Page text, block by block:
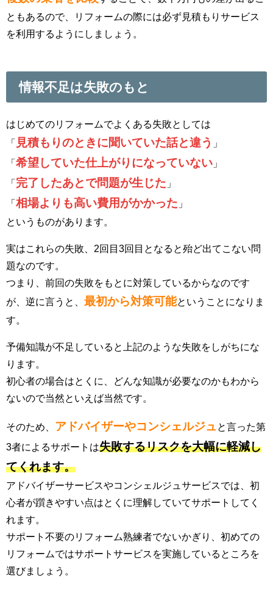
ともあるので、リフォームの際には必ず見積もりサービス
を利用するようにしましょう。
情報不足は失敗のもと
はじめてのリフォームでよくある失敗としては
「
見積もりのときに聞いていた話と違う 」
「 希望していた仕上がりになっていない 」
「 完了したあとで問題が生じた 」
「 相場よりも高い費用がかかった 」
というものがあります。
実はこれらの失敗、2回目3回目となると殆ど出てこない問
題なのです。
つまり、前回の失敗をもとに対策しているからなのです
が、逆に言うと、 最初から対策可能ということになりま
す。
予備知識が不足していると上記のような失敗をしがちにな
ります。
初心者の場合はとくに、どんな知識が必要なのかもわから
ないので当然といえば当然です。
そのため、 アドバイザーやコンシェルジュ と言った第
3者によるサポートは失敗するリスクを大幅に軽減し
てくれます。
アドバイザーサービスやコンシェルジュサービスでは、初
心者が躓きやすい点はとくに理解していてサポートしてく
れます。
サポート不要のリフォーム熟練者でないかぎり、初めての
リフォームではサポートサービスを実施しているところを
選びましょう。